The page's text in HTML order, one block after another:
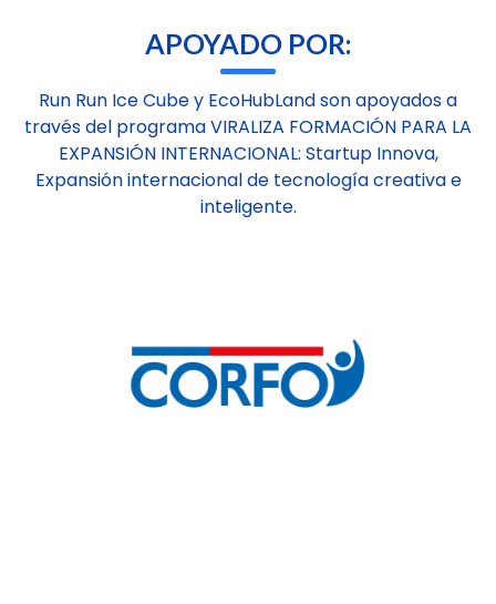
APOYADO POR:
Run Run Ice Cube y EcoHubLand son apoyados a
través del programa VIRALIZA FORMACIÓN PARA LA
EXPANSIÓN INTERNACIONAL: Startup Innova,
Expansión internacional de tecnología creativa e
inteligente.